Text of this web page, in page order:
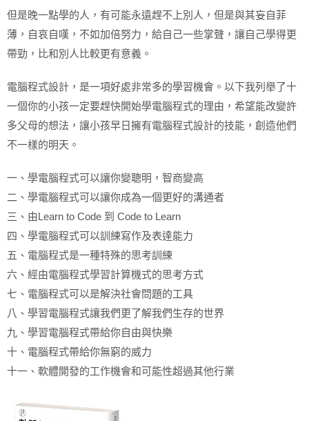
但是晚一點學的人，有可能永遠趕不上別人，但是與其妄自菲
薄，自哀自嘆，不如加倍努力，給自己一些掌聲，讓自己學得更
帶勁，比和別人比較更有意義。
電腦程式設計，是一項好處非常多的學習機會。以下我列舉了十
一個你的小孩一定要趕快開始學電腦程式的理由，希望能改變許
多父母的想法，讓小孩早日擁有電腦程式設計的技能，創造他們
不一樣的明天。
一、學電腦程式可以讓你變聰明，智商變高
二、學電腦程式可以讓你成為一個更好的溝通者
三、由Learn to Code 到 Code to Learn
四、學電腦程式可以訓練寫作及表達能力
五、電腦程式是一種特殊的思考訓練
六、經由電腦程式學習計算機式的思考方式
七、電腦程式可以是解決社會問題的工具
八、學習電腦程式讓我們更了解我們生存的世界
九、學習電腦程式帶給你自由與快樂
十、電腦程式帶給你無窮的威力
十一、軟體開發的工作機會和可能性超過其他行業